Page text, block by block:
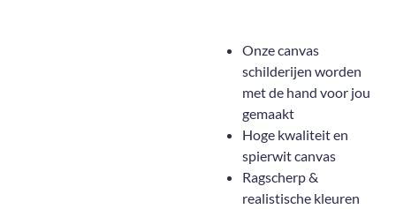
Onze canvas
schilderijen worden
met de hand voor jou
gemaakt
Hoge kwaliteit en
spierwit canvas
Ragscherp &
realistische kleuren